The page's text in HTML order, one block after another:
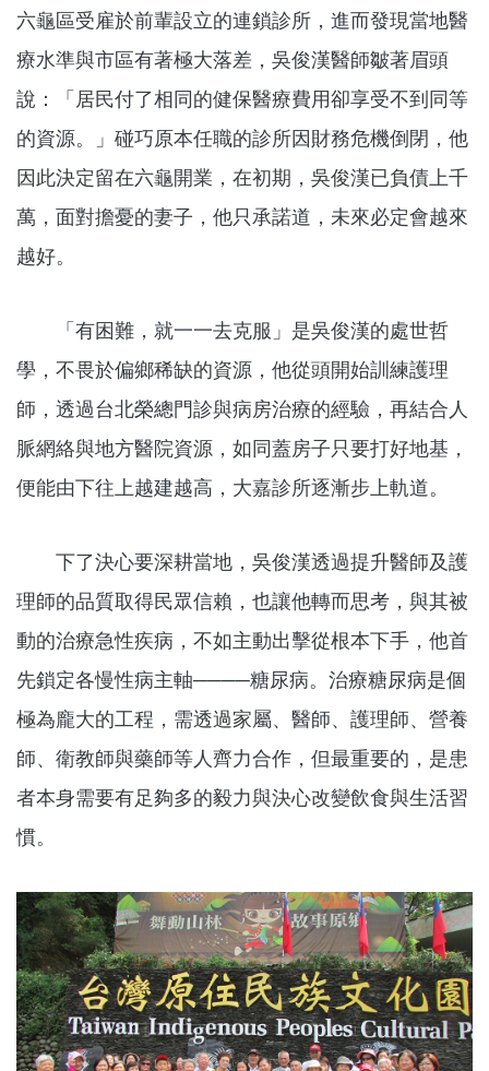
六龜區受雇於前輩設立的連鎖診所，進而發現當地醫
療水準與市區有著極大落差，吳俊漢醫師皺著眉頭
說：「居民付了相同的健保醫療費用卻享受不到同等
的資源。」碰巧原本任職的診所因財務危機倒閉，他
因此決定留在六龜開業，在初期，吳俊漢已負債上千
萬，面對擔憂的妻子，他只承諾道，未來必定會越來
越好。
「有困難，就一一去克服」是吳俊漢的處世哲
學，不畏於偏鄉稀缺的資源，他從頭開始訓練護理
師，透過台北榮總門診與病房治療的經驗，再結合人
脈網絡與地方醫院資源，如同蓋房子只要打好地基，
便能由下往上越建越高，大嘉診所逐漸步上軌道。
下了決心要深耕當地，吳俊漢透過提升醫師及護
理師的品質取得民眾信賴，也讓他轉而思考，與其被
動的治療急性疾病，不如主動出擊從根本下手，他首
先鎖定各慢性病主軸────糖尿病。治療糖尿病是個
極為龐大的工程，需透過家屬、醫師、護理師、營養
師、衛教師與藥師等人齊力合作，但最重要的，是患
者本身需要有足夠多的毅力與決心改變飲食與生活習
慣。